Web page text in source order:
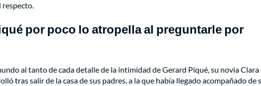
respecto.
por poco lo atropella al preguntarle por
al tanto de cada detalle de la intimidad deGerard Piqué, su novia
tras salir de la casa de sus padres, a la que había llegado acompañado de